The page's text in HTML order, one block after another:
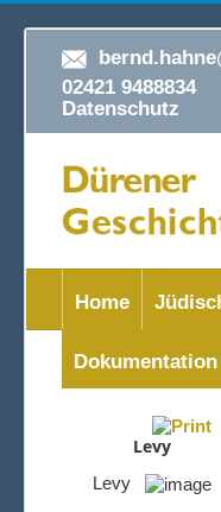
02421
Datenschutz
Home
Dokumentation
Levy
Levy